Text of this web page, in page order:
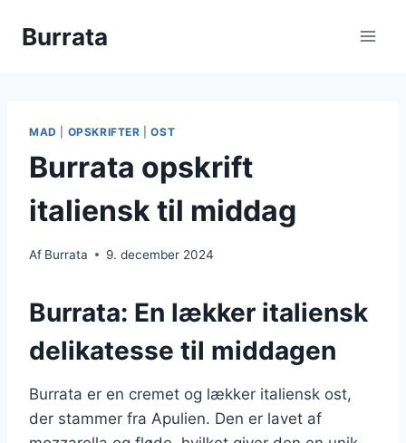
Burrata
MAD OPSKRIFTER |OST
Burrata opskrift
italiensk til middag
Af Burrata 9. december 2024
Burrata: En lækker italiensk
delikatesse til middagen
Burrata er en cremet og lækker italiensk ost,
der stammer fra Apulien. Den er lavet af